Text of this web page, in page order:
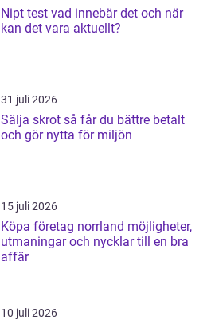
Nipt test vad innebär det och när
kan det vara aktuellt?
31 juli 2026
Sälja skrot så får du bättre betalt
och gör nytta för miljön
15 juli 2026
Köpa företag norrland möjligheter,
utmaningar och nycklar till en bra
affär
10 juli 2026